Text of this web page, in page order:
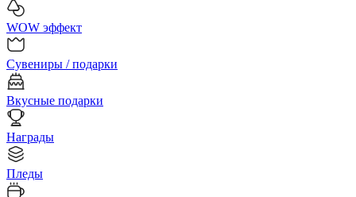
WOW эффект
Сувениры / подарки
Вкусные подарки
Награды
Пледы